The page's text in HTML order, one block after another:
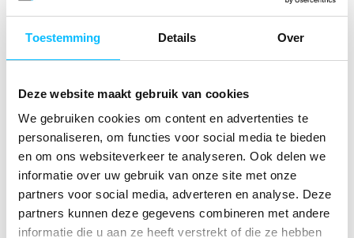
Toestemming Details Over
Deze website maakt gebruik van cookies
We gebruiken cookies om content en advertenties te
personaliseren, om functies voor social media te bieden
en om ons websiteverkeer te analyseren. Ook delen we
informatie over uw gebruik van onze site met onze
partners voor social media, adverteren en analyse. Deze
partners kunnen deze gegevens combineren met andere
informatie die u aan ze heeft verstrekt of die ze hebben
new navy/mykonos blue
Maat
Aantal
*Gratis verzending vanaf €150,- exclusief BTW
Kies kleur/maat
€ 25,79 € 33,06 excl BTW